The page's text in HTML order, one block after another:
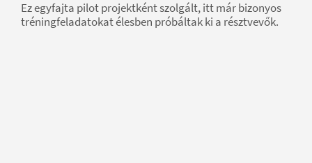
Ez egyfajta pilot projektként szolgált, itt már bizonyos
tréningfeladatokat élesben próbáltak ki a résztvevők.